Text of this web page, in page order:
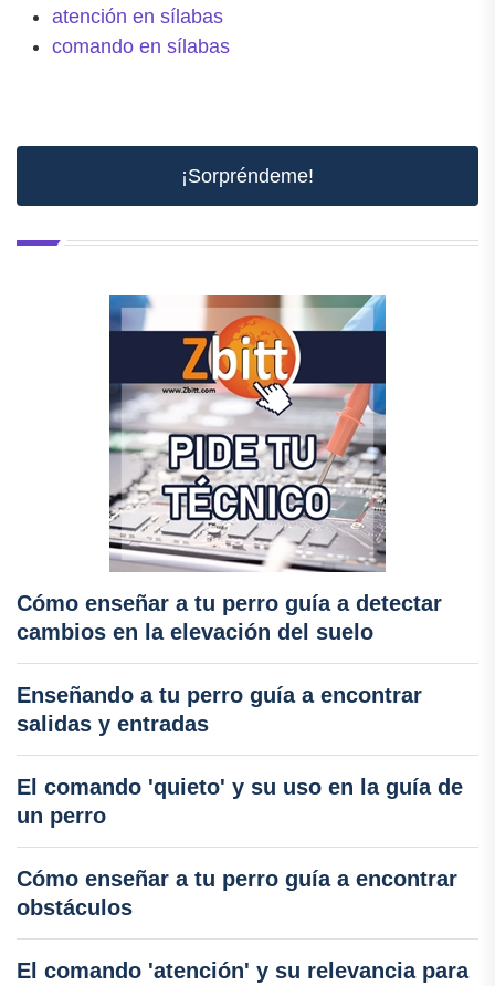
atención en sílabas
comando en sílabas
¡Sorpréndeme!
Cómo enseñar a tu perro guía a detectar
cambios en la elevación del suelo
Enseñando a tu perro guía a encontrar
salidas y entradas
El comando 'quieto' y su uso en la guía de
un perro
Cómo enseñar a tu perro guía a encontrar
obstáculos
El comando 'atención' y su relevancia para